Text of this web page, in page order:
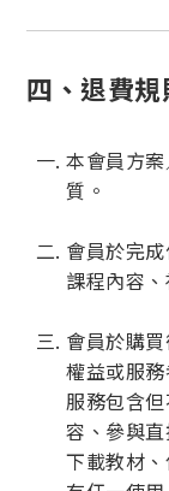
四、退費規
本會員方
質。
會員於完
課程內容
會員於購
權益或服
服務包含
容、參與
下載教材